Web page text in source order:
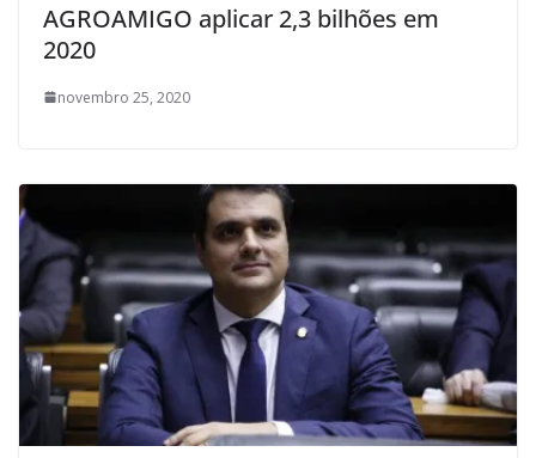
AGROAMIGO aplicar 2,3 bilhões em
2020
novembro 25, 2020